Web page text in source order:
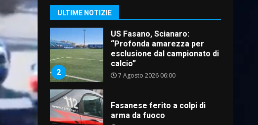
ULTIME NOTIZIE
1
2
US Fasano, Scianaro:
“Profonda amarezza per
esclusione dal campionato di
calcio”
7 Agosto 2026 06:00
Fasanese ferito a colpi di
arma da fuoco